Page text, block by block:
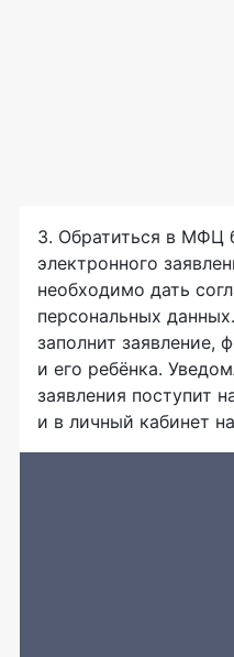
3. Обратиться в МФЦ
электронного
необходимо дать
персональных
заполнит заявление,
и его ребёнка.
заявления поступит
и в личный кабинет